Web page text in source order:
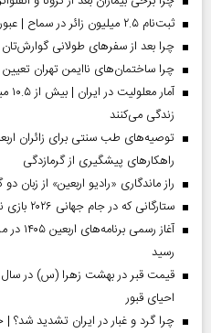
ثبت‌نام ۲.۵ میلیون زائر در سماح | عبور ۱.۷ میلیون نفر از مرز‌های اربعین
چرا بعد از سفرهای طولانی
چرا ساختمان‌های ناایمن تهران
زندگی می‌کنند
توصیه‌های طب سنتی برای زائران
راهکارهای پیشگیری از گرمازدگی
راز ماندگاری «رادیو اربعین» از
ستارگانی که در جام جهانی ۲۰۲۶ بازی نکردند
رسید
احیای قبور
چرا گرد و غبار در ایران تشدید شد؟ |